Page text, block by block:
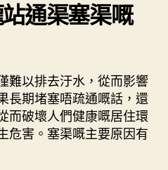
通渠塞渠嘅
難以排去汙水，從而影響
長期堵塞唔疏通嘅話，還
而破壞人們健康嘅居住環
危害。塞渠嘅主要原因有